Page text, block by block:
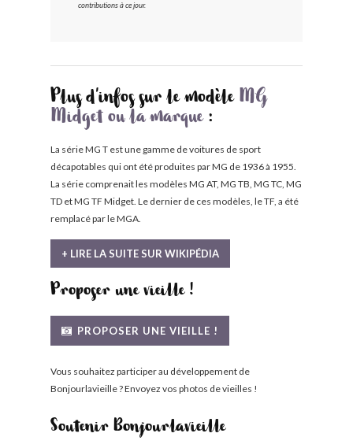
contributions à ce jour.
Plus d'infos sur le modèle MG
Midget ou la marque:
La série MG T est une gamme de voitures de sport
décapotables qui ont été produites par MG de 1936 à 1955.
La série comprenait les modèles MG AT, MG TB, MG TC, MG
TD et MG TF Midget. Le dernier de ces modèles, le TF, a été
remplacé par le MGA.
+ LIRE LA SUITE SUR WIKIPÉDIA
Proposer une vieille !
PROPOSER UNE VIEILLE !
Vous souhaitez participer au développement de
Bonjourlavieille ? Envoyez vos photos de vieilles !
Soutenir Bonjourlavieille